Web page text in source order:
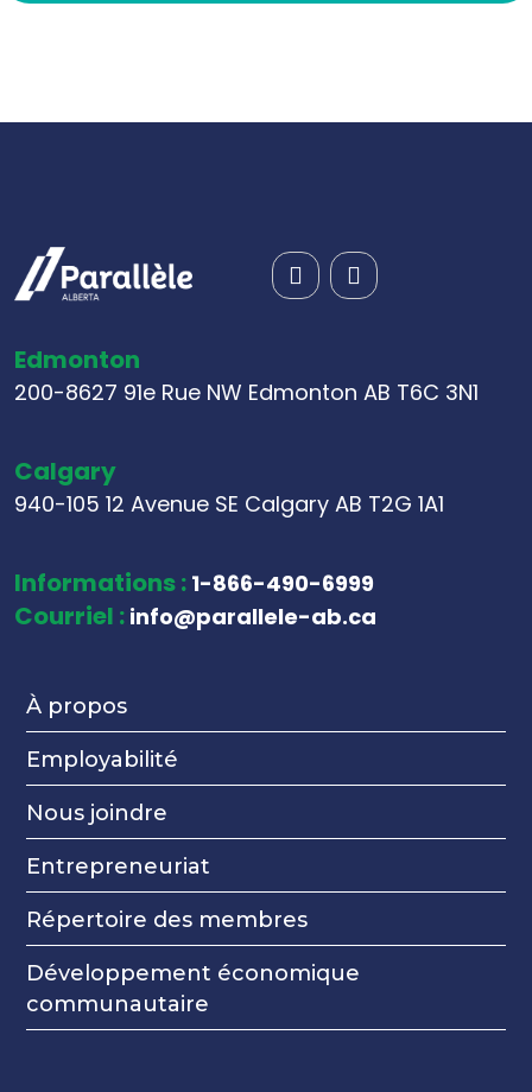
Edmonton
200-8627 91e Rue NW Edmonton AB T6C 3N1
Calgary
940-105 12 Avenue SE Calgary AB T2G 1A1
Informations : 1-866-490-6999
Courriel : info@parallele-ab.ca
À propos
Employabilité
Nous joindre
Entrepreneuriat
Répertoire des membres
Développement économique
communautaire